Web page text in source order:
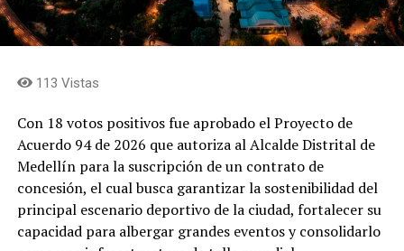
113 Vistas
Con 18 votos positivos fue aprobado el Proyecto de
Acuerdo 94 de 2026 que autoriza al Alcalde Distrital de
Medellín para la suscripción de un contrato de
concesión, el cual busca garantizar la sostenibilidad del
principal escenario deportivo de la ciudad, fortalecer su
capacidad para albergar grandes eventos y consolidarlo